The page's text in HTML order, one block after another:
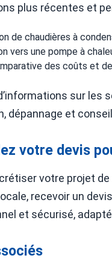
plus récentes et
de chaudières à
vers une pompe à
des coûts et
sur les
dépannage et
votre devis
votre projet
recevoir un
et sécurisé,